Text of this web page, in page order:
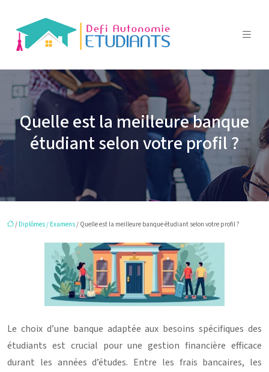
Quelle est la meilleure banque
étudiant selon votre profil ?
/ Diplômes / Examens/ Quelle est la meilleure banque étudiant selon votre profil ?
Le choix d’une banque adaptée aux besoins spécifiques des
étudiants est crucial pour une gestion financière efficace
durant les années d’études. Entre les frais bancaires, les